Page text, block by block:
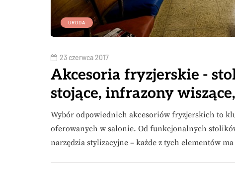
URODA
23 czerwca 2017
Akcesoria fryzjerskie -
stojące, infrazony wiszące,
Wybór odpowiednich akcesoriów fryzjerskich to
oferowanych w salonie. Od funkcjonalnych
narzędzia stylizacyjne – każde z tych elementów